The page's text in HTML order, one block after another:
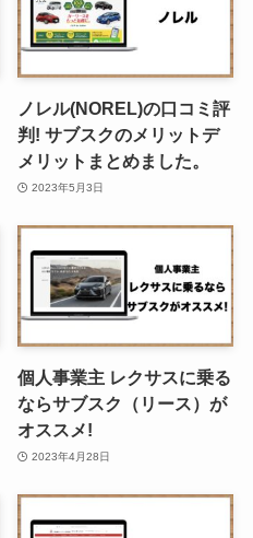
ノレル(NOREL)の口コミ評
判! サブスクのメリットデ
メリットまとめました。
2023年5月3日
個人事業主 レクサスに乗る
ならサブスク（リース）が
オススメ!
2023年4月28日